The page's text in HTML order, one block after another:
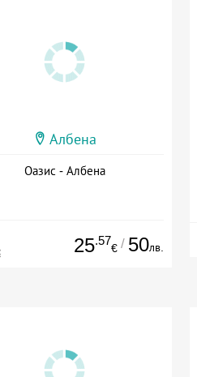
Албена
Оазис - Албена
25.57
€ / 50лв.